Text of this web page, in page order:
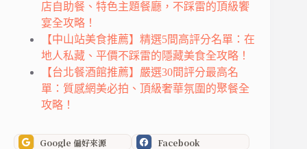
店自助餐、特色主題餐廳，不踩雷的頂級饗
宴全攻略！
【中山站美食推薦】精選5間高評分名單：在
地人私藏、平價不踩雷的隱藏美食全攻略！
【台北餐酒館推薦】嚴選30間評分最高名
單：質感網美必拍、頂級奢華氛圍的聚餐全
攻略！
Google 偏好來源
Facebook